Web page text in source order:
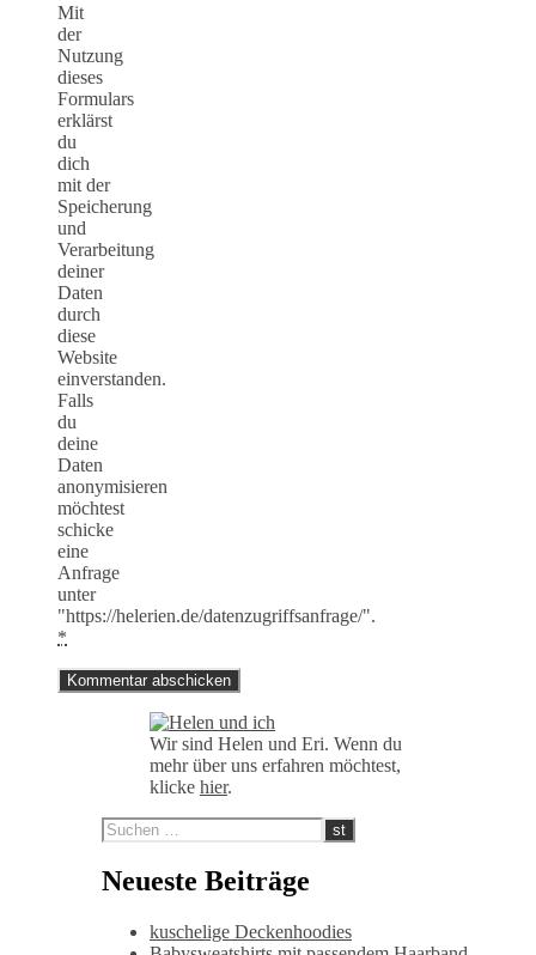
Mit
der
Nutzung
dieses
Formulars
erklärst
du
dich
mit der
Speicherung
und
Verarbeitung
deiner
Daten
durch
diese
Website
einverstanden.
Falls
du
deine
Daten
anonymisieren
möchtest
schicke
eine
Anfrage
unter
"https://helerien.de/datenzugriffsanfrage/".
*
Wir sind Helen und Eri. Wenn du
mehr über uns erfahren möchtest,
klicke hier.
Neueste Beiträge
kuschelige Deckenhoodies